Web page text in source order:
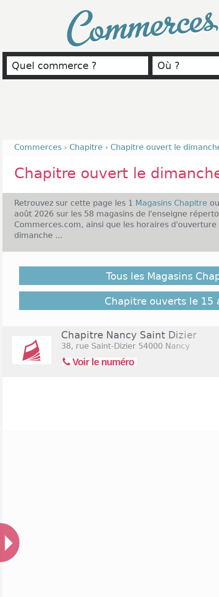
Commerces › Chapitre › Chapitre ouvert le
Chapitre ouvert le
Retrouvez sur cette page les 1 Magasins Chapitre
août 2026 sur les 58 magasins de l'enseigne
Commerces.com, ainsi que les horaires d'ouverture
dimanche ...
C'est en 1997 que le réseau de librairie
Implantées dans quelques centres commerciaux
grands agglomérations du pays, Chapitre compte
2 sont spécialisées. Toute la littérature, les
librairies indépendantes, Chapitre propose des
peuvent varier selon les localités. En moyenne,
vente sont disponibles de 9h30 à 19h et ne sont
exceptions. Cliquez sur le lien suivant pour
Tous les Magasins
Chapitre ouverts le 15
Chapitre Nancy Saint Dizier
38, rue Saint-Dizier 54000 Nancy
Voir le numéro